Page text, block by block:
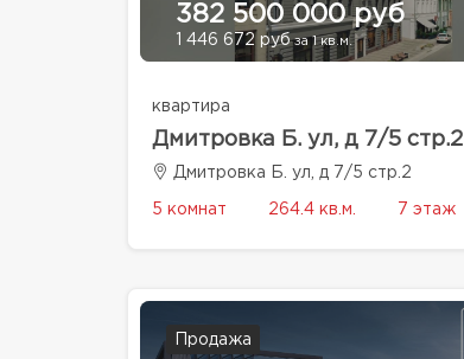
382 500 000 руб
1 446 672 рубза 1 кв.м.
квартира
Дмитровка Б. ул, д 7/5 стр.2
Дмитровка Б. ул, д 7/5 стр.2
5 комнат 264.4 кв.м. 7 этаж
Продажа